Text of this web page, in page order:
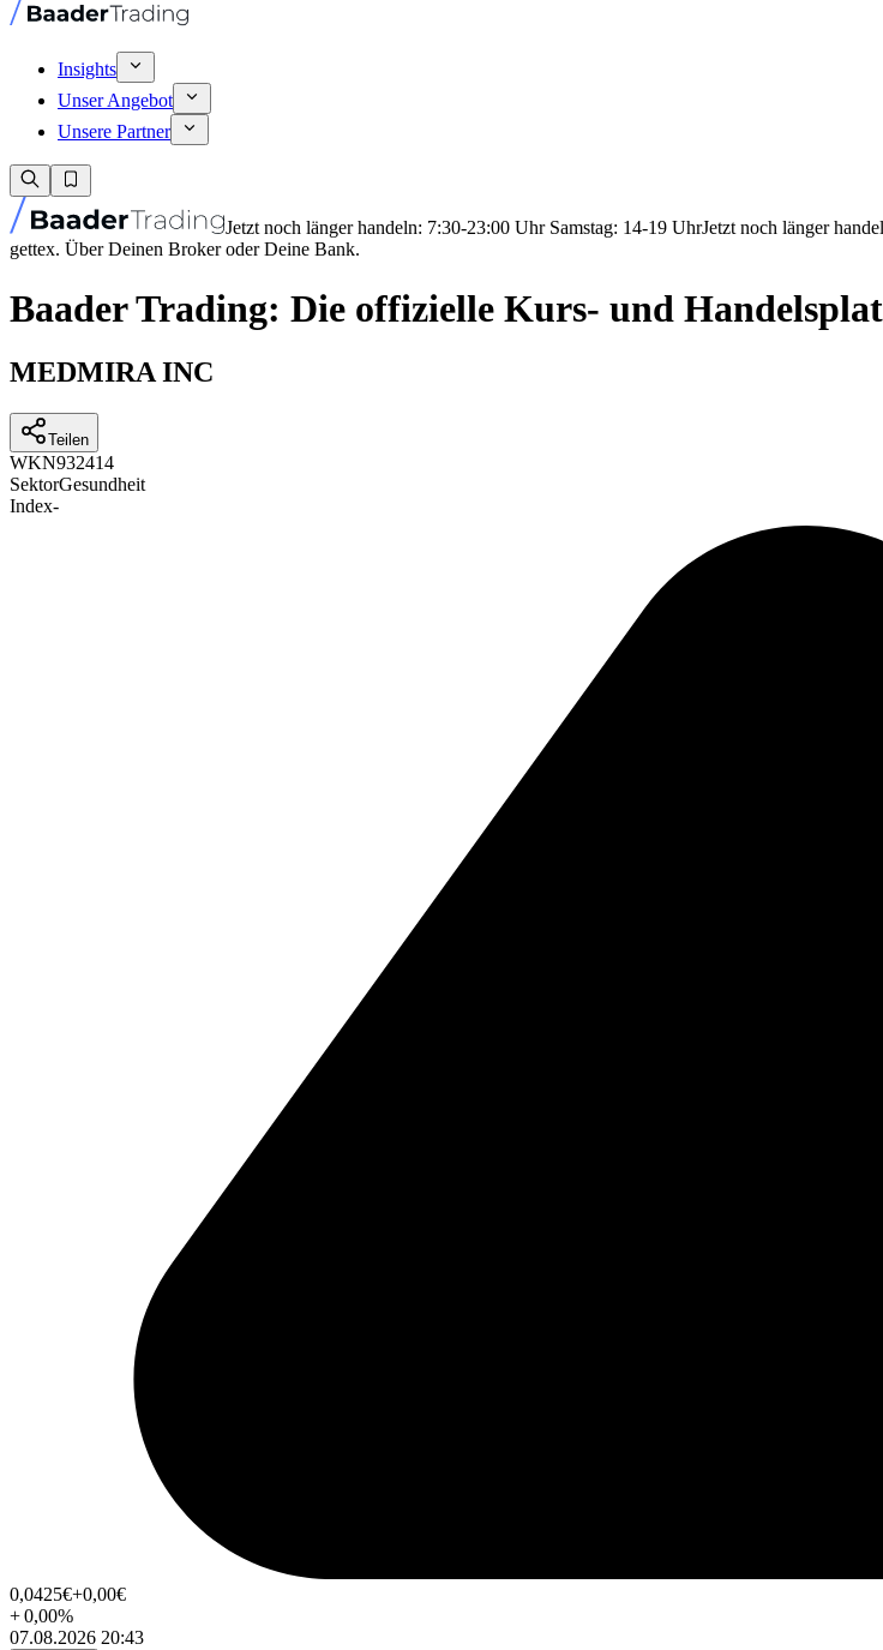
Insights
Unser Angebot
Unsere Partner
Jetzt noch länger handeln: 7:30-23:00 Uhr Samstag: 14-19 UhrJetzt noch länger
gettex. Über Deinen Broker oder Deine Bank.
Baader Trading: Die offizielle Kurs- und
MEDMIRA INC
Teilen
WKN932414
SektorGesundheit
Index-
0,0425€+0,00€
+0,00%
07.08.2026 20:43